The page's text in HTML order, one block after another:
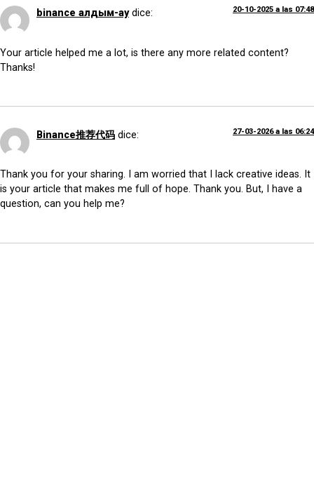
binance алдым-ау dice: 20-10-2025 a las 07:48
Your article helped me a lot, is there any more related content?
Thanks!
Binance推荐代码 dice: 27-03-2026 a las 06:24
Thank you for your sharing. I am worried that I lack creative ideas. It
is your article that makes me full of hope. Thank you. But, I have a
question, can you help me?